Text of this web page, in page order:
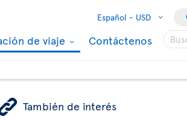
Español - USD
de viaje Contáctenos
También de interés